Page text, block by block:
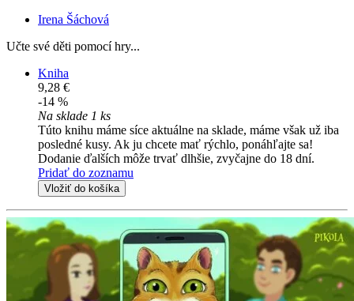
Irena Šáchová
Učte své děti pomocí hry...
Kniha
9,28 €
-14 %
Na sklade 1 ks
Túto knihu máme síce aktuálne na sklade, máme však už iba
posledné kusy. Ak ju chcete mať rýchlo, ponáhľajte sa!
Dodanie ďalších môže trvať dlhšie, zvyčajne do 18 dní.
Pridať do zoznamu
Vložiť do košíka